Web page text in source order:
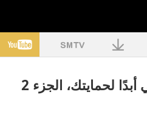
القوة السحرية لا تكفي أبدًا لحمايتك، الجزء 2